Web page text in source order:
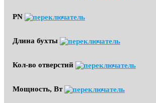
PN
Длина бухты
Кол-во отверстий
Мощность, Вт